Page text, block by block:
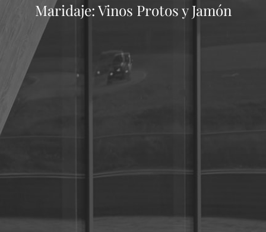
Maridaje: Vinos Protos y Jamón